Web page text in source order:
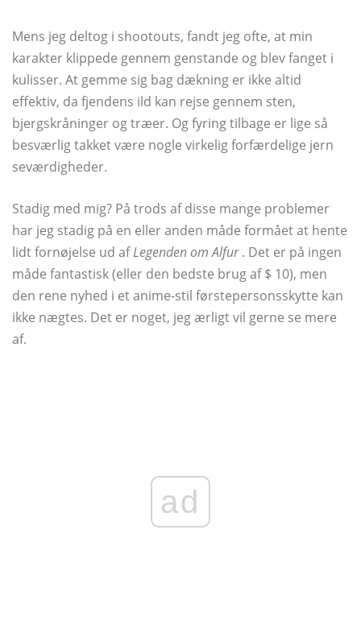
Mens jeg deltog i shootouts, fandt jeg ofte, at min
karakter klippede gennem genstande og blev fanget i
kulisser. At gemme sig bag dækning er ikke altid
effektiv, da fjendens ild kan rejse gennem sten,
bjergskråninger og træer. Og fyring tilbage er lige så
besværlig takket være nogle virkelig forfærdelige jern
seværdigheder.
Stadig med mig? På trods af disse mange problemer
har jeg stadig på en eller anden måde formået at hente
lidt fornøjelse ud afLegenden om Alfur. Det er på ingen
måde fantastisk (eller den bedste brug af $ 10), men
den rene nyhed i et anime-stil førstepersonsskytte kan
ikke nægtes. Det er noget, jeg ærligt vil gerne se mere
af.
ad